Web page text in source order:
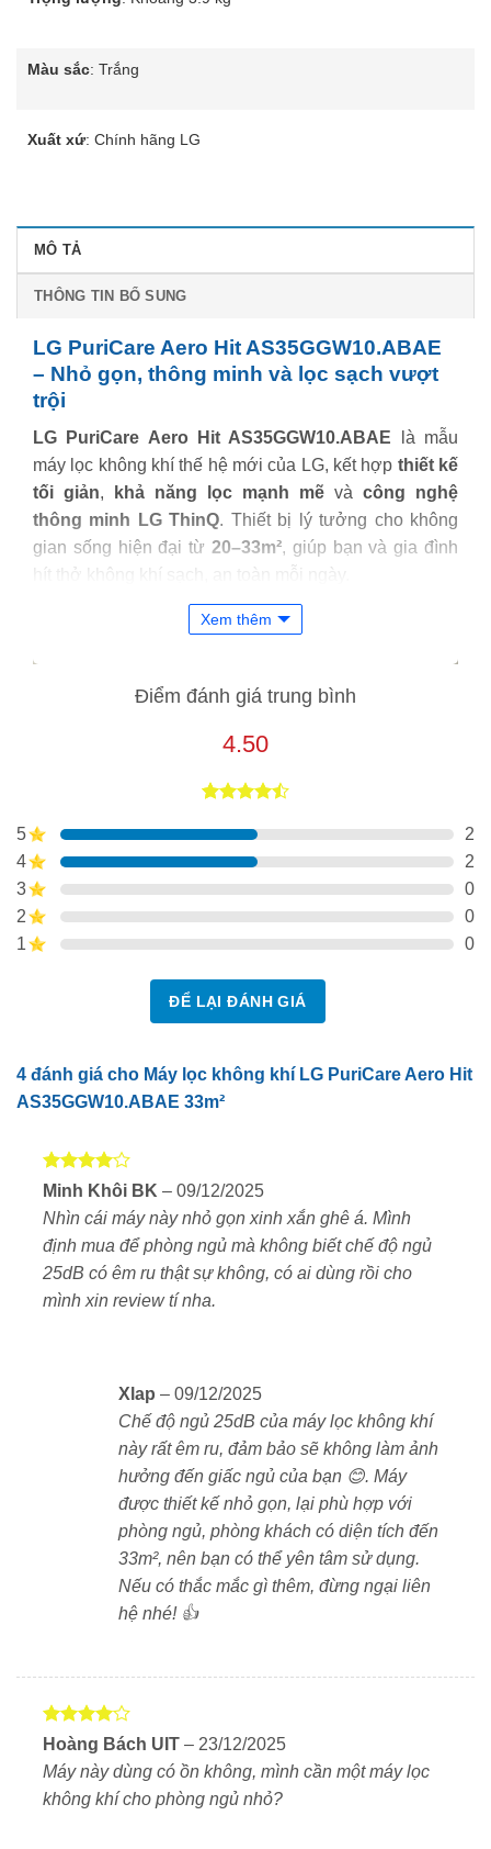
MÔ TẢ
THÔNG TIN BỔ SUNG
LG PuriCare Aero Hit AS35GGW10.ABAE
– Nhỏ gọn, thông minh và lọc sạch vượt
trội
LG PuriCare Aero Hit AS35GGW10.ABAE là mẫu
máy lọc không khí thế hệ mới của LG, kết hợp thiết kế
tối giản, khả năng lọc mạnh mẽ và công nghệ
thông minh LG ThinQ. Thiết bị lý tưởng cho không
gian sống hiện đại từ 20–33m², giúp bạn và gia đình
hít thở không khí sạch, an toàn mỗi ngày.
Hệ thống lọc 360° – Loại bỏ đến 99,999% bụi mịn
Màng lọc thô giữ lại lông thú, bụi lớn
Màng HEPA H13 loại bỏ bụi siêu mịn PM0.1 hiệu
quả đến 99,999%
khí được làm sạch đồng đều trong toàn bộ căn
Cảm biến PM1.0 – Hiển thị chất lượng không khí
theo thời gian thực
LG tích hợp cảm biến bụi siêu mịn PM1.0 trên Aero Hit.
Thiết bị sẽ tự động đánh giá mức độ ô nhiễm và hiển
thị thông qua
đèn LED 4 màu
Công nghệ ion âm – Tăng hiệu quả diệt khuẩn
Máy phát ra hàng triệu ion âm mỗi giây. Các ion này
giúp trung hòa vi khuẩn, virus và bụi siêu mịn trong
không khí. Không gian sống vì vậy sạch hơn, an toàn
Xem thêm
Điểm đánh giá trung bình
4.50
5 dựa trên
5
2
4
2
3
0
2
0
1
0
ĐỂ LẠI ĐÁNH GIÁ
4 đánh giá cho Máy lọc không khí LG PuriCare Aero Hit
AS35GGW10.ABAE 33m²
Được
xếp hạng
45 sao
Minh Khôi BK – 09/12/2025
Nhìn cái máy này nhỏ gọn xinh xắn ghê á. Mình
định mua để phòng ngủ mà không biết chế độ ngủ
25dB có êm ru thật sự không, có ai dùng rồi cho
mình xin review tí nha.
Xlap – 09/12/2025
Chế độ ngủ 25dB của máy lọc không khí
này rất êm ru, đảm bảo sẽ không làm ảnh
hưởng đến giấc ngủ của bạn 😊. Máy
được thiết kế nhỏ gọn, lại phù hợp với
phòng ngủ, phòng khách có diện tích đến
33m², nên bạn có thể yên tâm sử dụng.
Nếu có thắc mắc gì thêm, đừng ngại liên
hệ nhé! 👍
Được
xếp hạng
45 sao
Hoàng Bách UIT – 23/12/2025
Máy này dùng có ồn không, mình cần một máy lọc
không khí cho phòng ngủ nhỏ?
Màu sắc: Trắng
Xuất xứ: Chính hãng LG